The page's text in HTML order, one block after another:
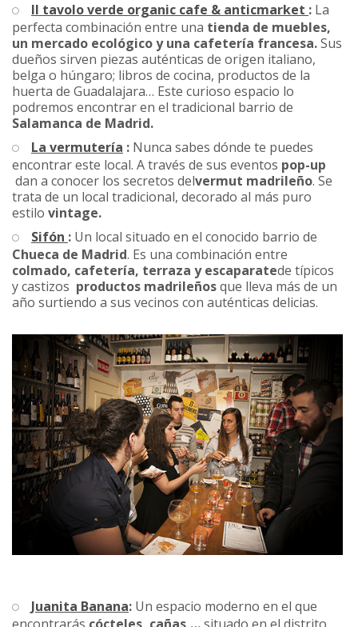
Il tavolo verde organic cafe & anticmarket : La
perfecta combinación entre una tienda de muebles,
un mercado ecológico y una cafetería francesa.Sus
dueños sirven piezas auténticas de origen italiano,
belga o húngaro; libros de cocina, productos de la
huerta de Guadalajara… Este curioso espacio lo
podremos encontrar en el tradicional barrio de
Salamanca de Madrid.
La vermutería : Nunca sabes dónde te puedes
encontrar este local. A través de sus eventos pop-up
dan a conocer los secretos delvermut madrileño. Se
trata de un local tradicional, decorado al más puro
estilo vintage.
Sifón : Un local situado en el conocido barrio de
Chueca de Madrid. Es una combinación entre
colmado, cafetería, terraza y escaparatede típicos
y castizos productos madrileñosque lleva más de un
año surtiendo a sus vecinos con auténticas delicias.
Juanita Banana: Un espacio moderno en el que